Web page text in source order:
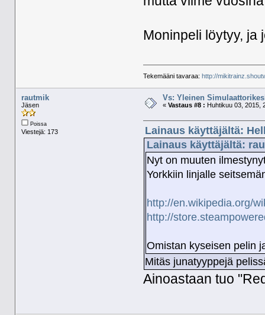
Moninpeli löytyy, ja
Tekemääni tavaraa:http://
rautmik
Jäsen
Poissa
Viestejä: 173
Vs: Yleinen
« Vastaus #8 : Huhtikuu 03, 2015,
Lainaus käyttäjältä:
Lainaus käyttäjältä:
Nyt on muuten
Yorkkiin linjalle
http://en.wikipedia.org/
http://
Omistan kyseisen pelin
Mitäs junatyyppejä
Ainoastaan tuo